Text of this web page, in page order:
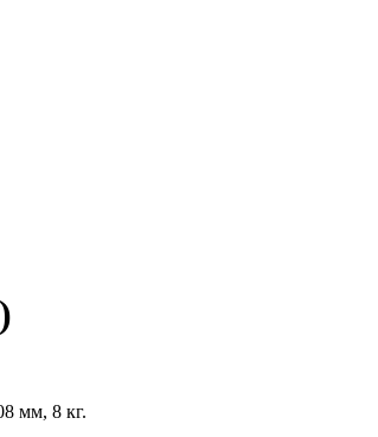
мм, 8 кг.